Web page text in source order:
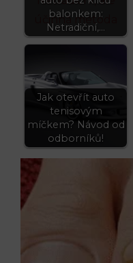
balonkem:
Netradiční,…
Jak otevřít auto
tenisovým
míčkem? Návod od
odborníků!